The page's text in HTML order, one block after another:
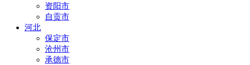
资阳市
自贡市
河北
保定市
沧州市
承德市